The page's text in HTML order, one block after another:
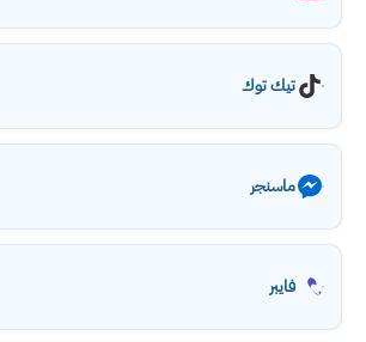
تيك توك
ماسنجر
فايبر